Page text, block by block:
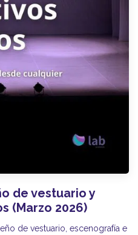
de vestuario y
(Marzo 2026)
de vestuario, escenografía e